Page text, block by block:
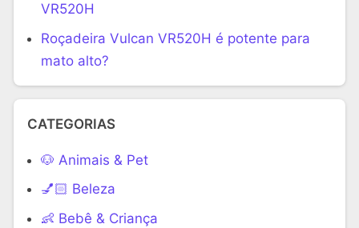
VR520H
Roçadeira Vulcan VR520H é potente para
mato alto?
CATEGORIAS
🐶 Animais & Pet
💅🏻 Beleza
👶 Bebê & Criança